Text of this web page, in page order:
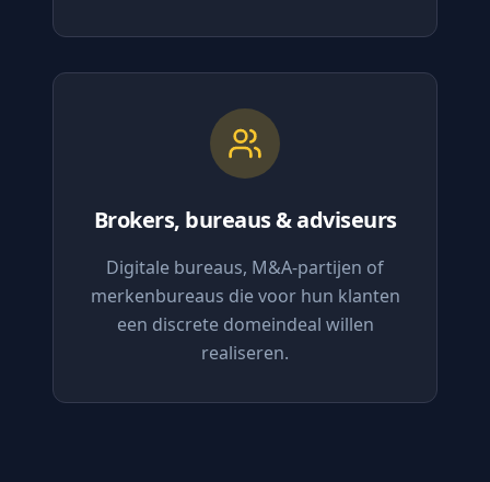
Brokers, bureaus & adviseurs
Digitale bureaus, M&A-partijen of
merkenbureaus die voor hun klanten
een discrete domeindeal willen
realiseren.